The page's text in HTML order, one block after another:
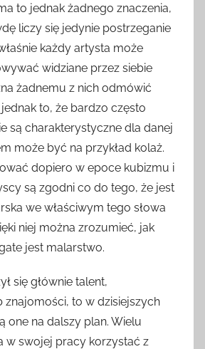
to jednak żadnego znaczenia,
liczy się jedynie postrzeganie
każdy artysta może
widziane przez siebie
żadnemu z nich odmówić
to, że bardzo często
są charakterystyczne dla danej
może być na przykład kolaż.
dopiero w epoce kubizmu i
są zgodni co do tego, że jest
we właściwym tego słowa
niej można zrozumieć, jak
jest malarstwo.
się głównie talent,
znajomości, to w dzisiejszych
one na dalszy plan. Wielu
w swojej pracy korzystać z